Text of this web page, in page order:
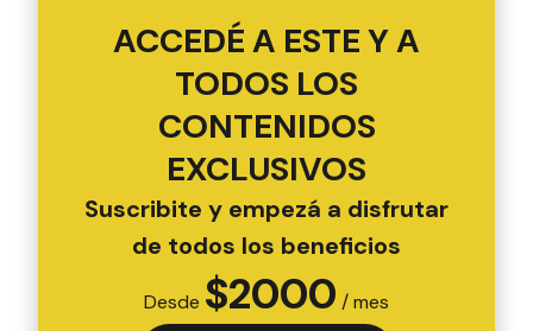
ACCEDÉ A ESTE Y A
TODOS LOS
CONTENIDOS
EXCLUSIVOS
Suscribite y empezá a disfrutar
de todos los beneficios
Desde $2000 / mes